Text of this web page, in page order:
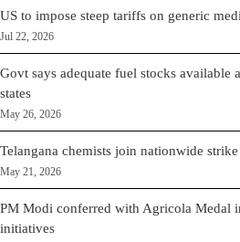
US to impose steep tariffs on generic
Jul 22, 2026
Govt says adequate fuel stocks available
states
May 26, 2026
Telangana chemists join nationwide
May 21, 2026
PM Modi conferred with Agricola Medal
initiatives